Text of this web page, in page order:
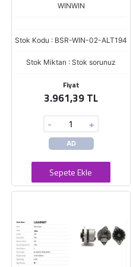
WINWIN
Stok Kodu : BSR-WIN-02-ALT194
Stok Miktarı : Stok sorunuz
Fiyat
3.961,39 TL
- +
AD
Sepete Ekle